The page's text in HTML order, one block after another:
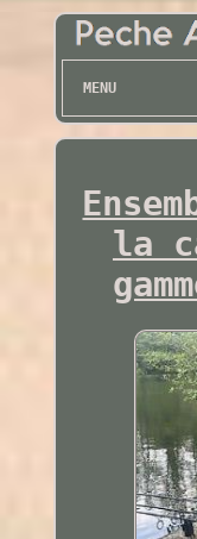
MENU
la